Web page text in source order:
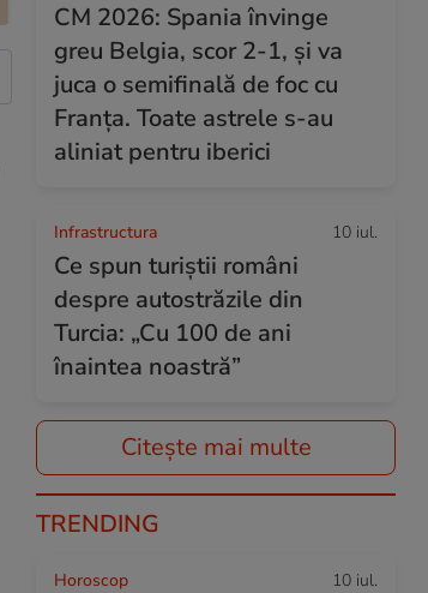
CM 2026: Spania învinge
greu Belgia, scor 2-1, și va
juca o semifinală de foc cu
Franța. Toate astrele s-au
aliniat pentru iberici
Infrastructura 10 iul.
Ce spun turiștii români
despre autostrăzile din
Turcia: „Cu 100 de ani
înaintea noastră”
Citește mai multe
TRENDING
Horoscop 10 iul.